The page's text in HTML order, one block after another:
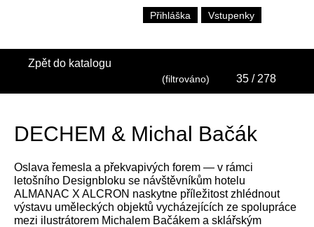
Přihláška Vstupenky
Zpět do katalogu
(filtrováno) 35 / 278
DECHEM & Michal Bačák
Oslava řemesla a překvapivých forem — v rámci
letošního Designbloku se návštěvníkům hotelu
ALMANAC X ALCRON naskytne příležitost zhlédnout
výstavu uměleckých objektů vycházejících ze spolupráce
mezi ilustrátorem Michalem Bačákem a sklářským